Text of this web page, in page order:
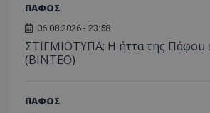
ΠΑΦΟΣ
06.08.2026 - 23:58
ΣΤΙΓΜΙΟΤΥΠΑ: Η ήττα της Πάφου
(ΒΙΝΤΕΟ)
ΠΑΦΟΣ